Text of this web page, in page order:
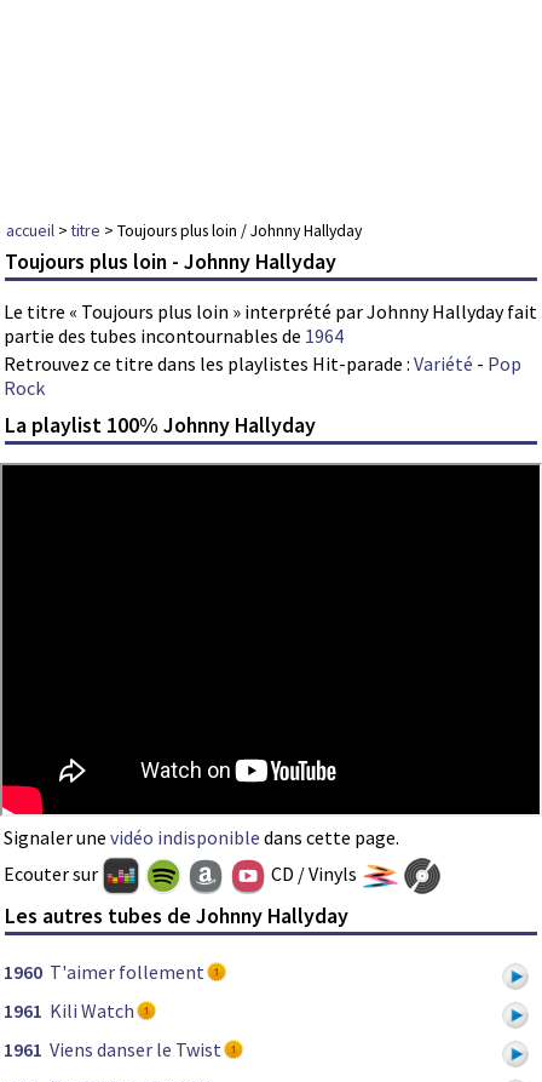
accueil >titre > Toujours plus loin / Johnny Hallyday
Toujours plus loin - Johnny Hallyday
Le titre « Toujours plus loin » interprété par Johnny Hallyday fait
partie des tubes incontournables de 1964
Retrouvez ce titre dans les playlistes Hit-parade : Variété - Pop
Rock
La playlist 100% Johnny Hallyday
Signaler une vidéo indisponible dans cette page.
Ecouter sur
CD / Vinyls
Les autres tubes de Johnny Hallyday
1960 T'aimer follement
1961 Kili Watch
1961 Viens danser le Twist